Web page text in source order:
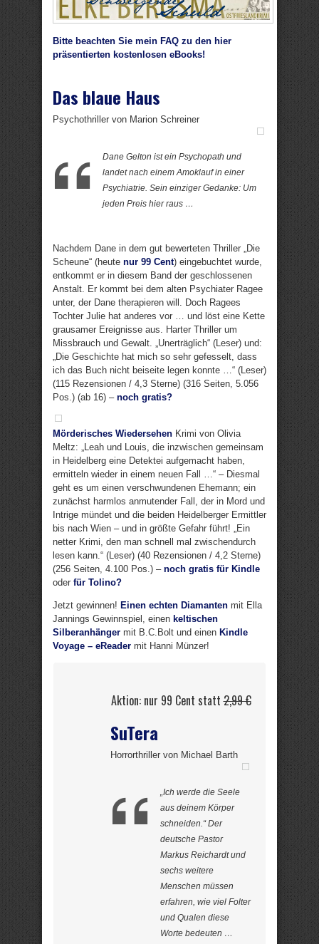
Bitte beachten Sie mein FAQ zu den hier
präsentierten kostenlosen eBooks!
Das blaue Haus
Psychothriller von Marion Schreiner
Dane Gelton ist ein Psychopath und
landet nach einem Amoklauf in einer
Psychiatrie. Sein einziger Gedanke: Um
jeden Preis hier raus …
Nachdem Dane in dem gut bewerteten Thriller „Die
Scheune“ (heute nur 99 Cent) eingebuchtet wurde,
entkommt er in diesem Band der geschlossenen
Anstalt. Er kommt bei dem alten Psychiater Ragee
unter, der Dane therapieren will. Doch Ragees
Tochter Julie hat anderes vor … und löst eine Kette
grausamer Ereignisse aus. Harter Thriller um
Missbrauch und Gewalt. „Unerträglich“ (Leser) und:
„Die Geschichte hat mich so sehr gefesselt, dass
ich das Buch nicht beiseite legen konnte …“ (Leser)
(115 Rezensionen / 4,3 Sterne) (316 Seiten, 5.056
Pos.) (ab 16) – noch gratis?
Mörderisches Wiedersehen Krimi von Olivia
Meltz: „Leah und Louis, die inzwischen gemeinsam
in Heidelberg eine Detektei aufgemacht haben,
ermitteln wieder in einem neuen Fall …“ – Diesmal
geht es um einen verschwundenen Ehemann; ein
zunächst harmlos anmutender Fall, der in Mord und
Intrige mündet und die beiden Heidelberger Ermittler
bis nach Wien – und in größte Gefahr führt! „Ein
netter Krimi, den man schnell mal zwischendurch
lesen kann.“ (Leser) (40 Rezensionen / 4,2 Sterne)
(256 Seiten, 4.100 Pos.) – noch gratis für Kindle
oder für Tolino?
Jetzt gewinnen! Einen echten Diamanten mit Ella
Jannings Gewinnspiel, einen keltischen
Silberanhänger mit B.C.Bolt und einen Kindle
Voyage – eReader mit Hanni Münzer!
Aktion: nur 99 Cent statt2,99 €
SuTera
Horrorthriller von Michael Barth
„Ich werde die Seele
aus deinem Körper
schneiden.“ Der
deutsche Pastor
Markus Reichardt und
sechs weitere
Menschen müssen
erfahren, wie viel Folter
und Qualen diese
Worte bedeuten …